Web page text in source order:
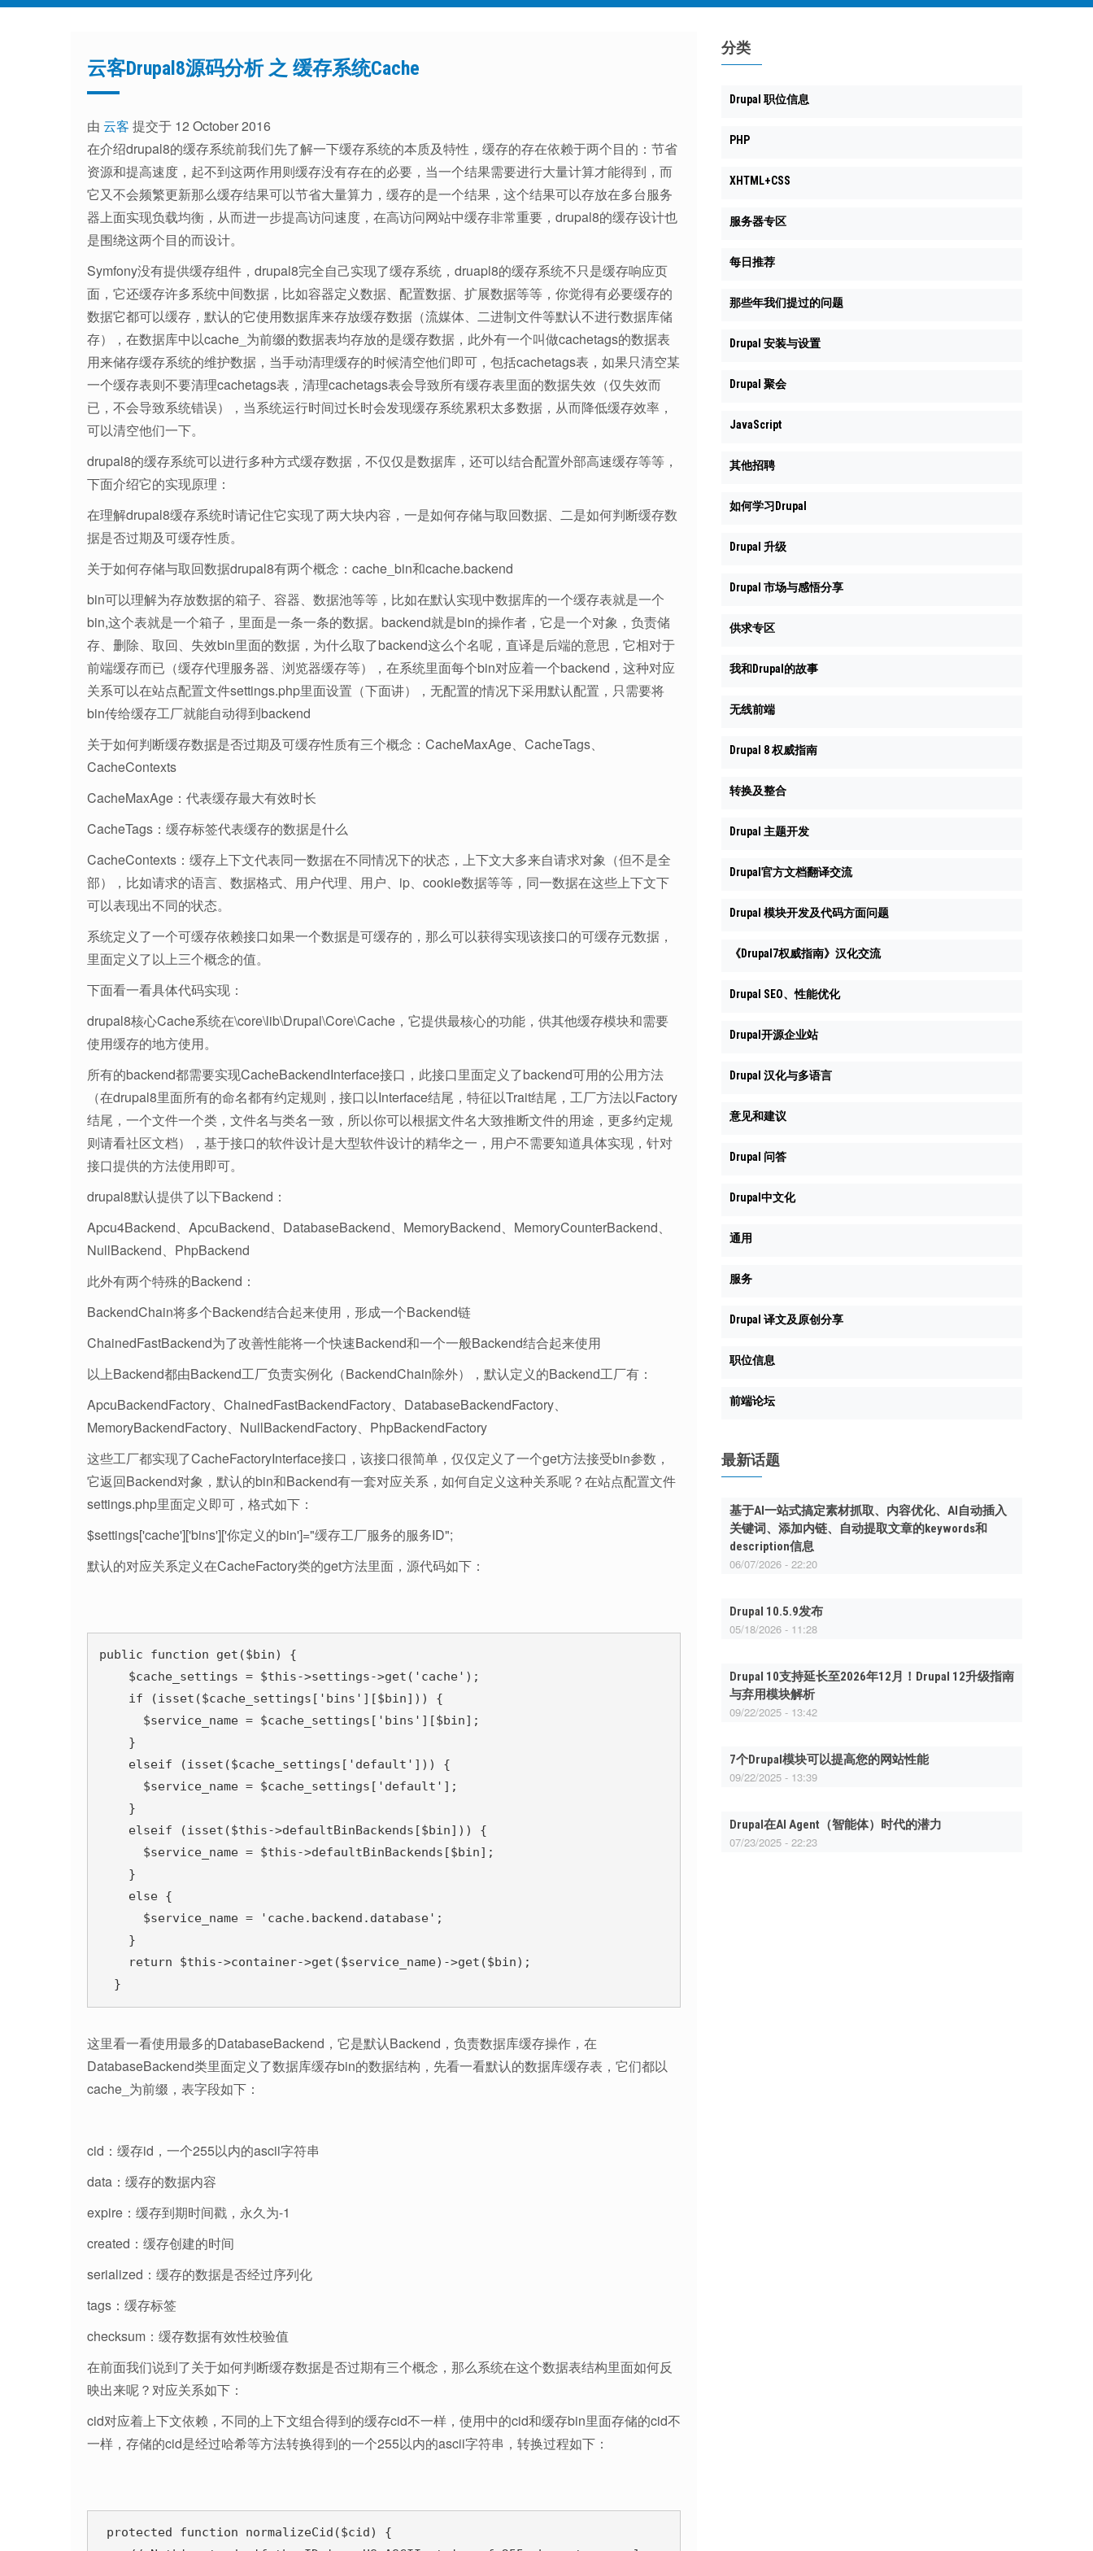
云客Drupal8源码分析 之 缓存系统Cache
由 云客 提交于 12 October 2016
在介绍drupal8的缓存系统前我们先了解一下缓存系统的本质及特性，缓存的存在依赖于两个目的：节省
资源和提高速度，起不到这两作用则缓存没有存在的必要，当一个结果需要进行大量计算才能得到，而
它又不会频繁更新那么缓存结果可以节省大量算力，缓存的是一个结果，这个结果可以存放在多台服务
器上面实现负载均衡，从而进一步提高访问速度，在高访问网站中缓存非常重要，drupal8的缓存设计也
是围绕这两个目的而设计。
Symfony没有提供缓存组件，drupal8完全自己实现了缓存系统，druapl8的缓存系统不只是缓存响应页
面，它还缓存许多系统中间数据，比如容器定义数据、配置数据、扩展数据等等，你觉得有必要缓存的
数据它都可以缓存，默认的它使用数据库来存放缓存数据（流媒体、二进制文件等默认不进行数据库储
存），在数据库中以cache_为前缀的数据表均存放的是缓存数据，此外有一个叫做cachetags的数据表
用来储存缓存系统的维护数据，当手动清理缓存的时候清空他们即可，包括cachetags表，如果只清空某
一个缓存表则不要清理cachetags表，清理cachetags表会导致所有缓存表里面的数据失效（仅失效而
已，不会导致系统错误），当系统运行时间过长时会发现缓存系统累积太多数据，从而降低缓存效率，
可以清空他们一下。
drupal8的缓存系统可以进行多种方式缓存数据，不仅仅是数据库，还可以结合配置外部高速缓存等等，
下面介绍它的实现原理：
在理解drupal8缓存系统时请记住它实现了两大块内容，一是如何存储与取回数据、二是如何判断缓存数
据是否过期及可缓存性质。
关于如何存储与取回数据drupal8有两个概念：cache_bin和cache.backend
bin可以理解为存放数据的箱子、容器、数据池等等，比如在默认实现中数据库的一个缓存表就是一个
bin,这个表就是一个箱子，里面是一条一条的数据。backend就是bin的操作者，它是一个对象，负责储
存、删除、取回、失效bin里面的数据，为什么取了backend这么个名呢，直译是后端的意思，它相对于
前端缓存而已（缓存代理服务器、浏览器缓存等），在系统里面每个bin对应着一个backend，这种对应
关系可以在站点配置文件settings.php里面设置（下面讲），无配置的情况下采用默认配置，只需要将
bin传给缓存工厂就能自动得到backend
关于如何判断缓存数据是否过期及可缓存性质有三个概念：CacheMaxAge、CacheTags、
CacheContexts
CacheMaxAge：代表缓存最大有效时长
CacheTags：缓存标签代表缓存的数据是什么
CacheContexts：缓存上下文代表同一数据在不同情况下的状态，上下文大多来自请求对象（但不是全
部），比如请求的语言、数据格式、用户代理、用户、ip、cookie数据等等，同一数据在这些上下文下
可以表现出不同的状态。
系统定义了一个可缓存依赖接口如果一个数据是可缓存的，那么可以获得实现该接口的可缓存元数据，
里面定义了以上三个概念的值。
下面看一看具体代码实现：
drupal8核心Cache系统在\core\lib\Drupal\Core\Cache，它提供最核心的功能，供其他缓存模块和需要
使用缓存的地方使用。
所有的backend都需要实现CacheBackendInterface接口，此接口里面定义了backend可用的公用方法
（在drupal8里面所有的命名都有约定规则，接口以Interface结尾，特征以Trait结尾，工厂方法以Factory
结尾，一个文件一个类，文件名与类名一致，所以你可以根据文件名大致推断文件的用途，更多约定规
则请看社区文档），基于接口的软件设计是大型软件设计的精华之一，用户不需要知道具体实现，针对
接口提供的方法使用即可。
drupal8默认提供了以下Backend：
Apcu4Backend、ApcuBackend、DatabaseBackend、MemoryBackend、MemoryCounterBackend、
NullBackend、PhpBackend
此外有两个特殊的Backend：
BackendChain将多个Backend结合起来使用，形成一个Backend链
ChainedFastBackend为了改善性能将一个快速Backend和一个一般Backend结合起来使用
以上Backend都由Backend工厂负责实例化（BackendChain除外），默认定义的Backend工厂有：
ApcuBackendFactory、ChainedFastBackendFactory、DatabaseBackendFactory、
MemoryBackendFactory、NullBackendFactory、PhpBackendFactory
这些工厂都实现了CacheFactoryInterface接口，该接口很简单，仅仅定义了一个get方法接受bin参数，
它返回Backend对象，默认的bin和Backend有一套对应关系，如何自定义这种关系呢？在站点配置文件
settings.php里面定义即可，格式如下：
$settings['cache']['bins']['你定义的bin']="缓存工厂服务的服务ID";
默认的对应关系定义在CacheFactory类的get方法里面，源代码如下：
public function get($bin) {
    $cache_settings = $this->settings->get('cache');
    if (isset($cache_settings['bins'][$bin])) {
      $service_name = $cache_settings['bins'][$bin];
    }
    elseif (isset($cache_settings['default'])) {
      $service_name = $cache_settings['default'];
    }
    elseif (isset($this->defaultBinBackends[$bin])) {
      $service_name = $this->defaultBinBackends[$bin];
    }
    else {
      $service_name = 'cache.backend.database';
    }
    return $this->container->get($service_name)->get($bin);
  }
这里看一看使用最多的DatabaseBackend，它是默认Backend，负责数据库缓存操作，在
DatabaseBackend类里面定义了数据库缓存bin的数据结构，先看一看默认的数据库缓存表，它们都以
cache_为前缀，表字段如下：
cid：缓存id，一个255以内的ascii字符串
data：缓存的数据内容
expire：缓存到期时间戳，永久为-1
created：缓存创建的时间
serialized：缓存的数据是否经过序列化
tags：缓存标签
checksum：缓存数据有效性校验值
在前面我们说到了关于如何判断缓存数据是否过期有三个概念，那么系统在这个数据表结构里面如何反
映出来呢？对应关系如下：
cid对应着上下文依赖，不同的上下文组合得到的缓存cid不一样，使用中的cid和缓存bin里面存储的cid不
一样，存储的cid是经过哈希等方法转换得到的一个255以内的ascii字符串，转换过程如下：
protected function normalizeCid($cid) {
分类
Drupal 职位信息
PHP
XHTML+CSS
服务器专区
每日推荐
那些年我们提过的问题
Drupal 安装与设置
Drupal 聚会
JavaScript
其他招聘
如何学习Drupal
Drupal 升级
Drupal 市场与感悟分享
供求专区
我和Drupal的故事
无线前端
Drupal 8 权威指南
转换及整合
Drupal 主题开发
Drupal官方文档翻译交流
Drupal 模块开发及代码方面问题
《Drupal7权威指南》汉化交流
Drupal SEO、性能优化
Drupal开源企业站
Drupal 汉化与多语言
意见和建议
Drupal 问答
Drupal中文化
通用
服务
Drupal 译文及原创分享
职位信息
前端论坛
最新话题
基于AI一站式搞定素材抓取、内容优化、AI自动插入
关键词、添加内链、自动提取文章的keywords和
description信息
06/07/2026 - 22:20
Drupal 10.5.9发布
05/18/2026 - 11:28
Drupal 10支持延长至2026年12月！Drupal 12升级指南
与弃用模块解析
09/22/2025 - 13:42
7个Drupal模块可以提高您的网站性能
09/22/2025 - 13:39
Drupal在AI Agent（智能体）时代的潜力
07/23/2025 - 22:23